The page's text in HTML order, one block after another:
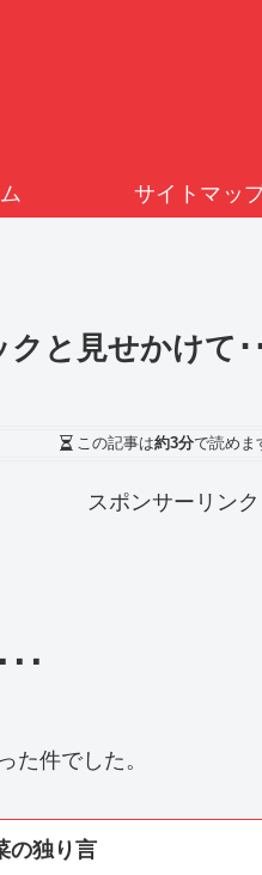
サイトマッ
クと見せかけて･
この記事は約3分で読めま
スポンサーリンク
･
た件でした。
の独り言